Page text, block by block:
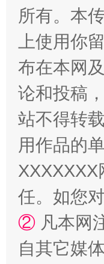
国家大学科技
所有。本
上使用你
布在本网
论和投稿
站不得转
用作品的
任。如您
② 凡本网
自其它媒